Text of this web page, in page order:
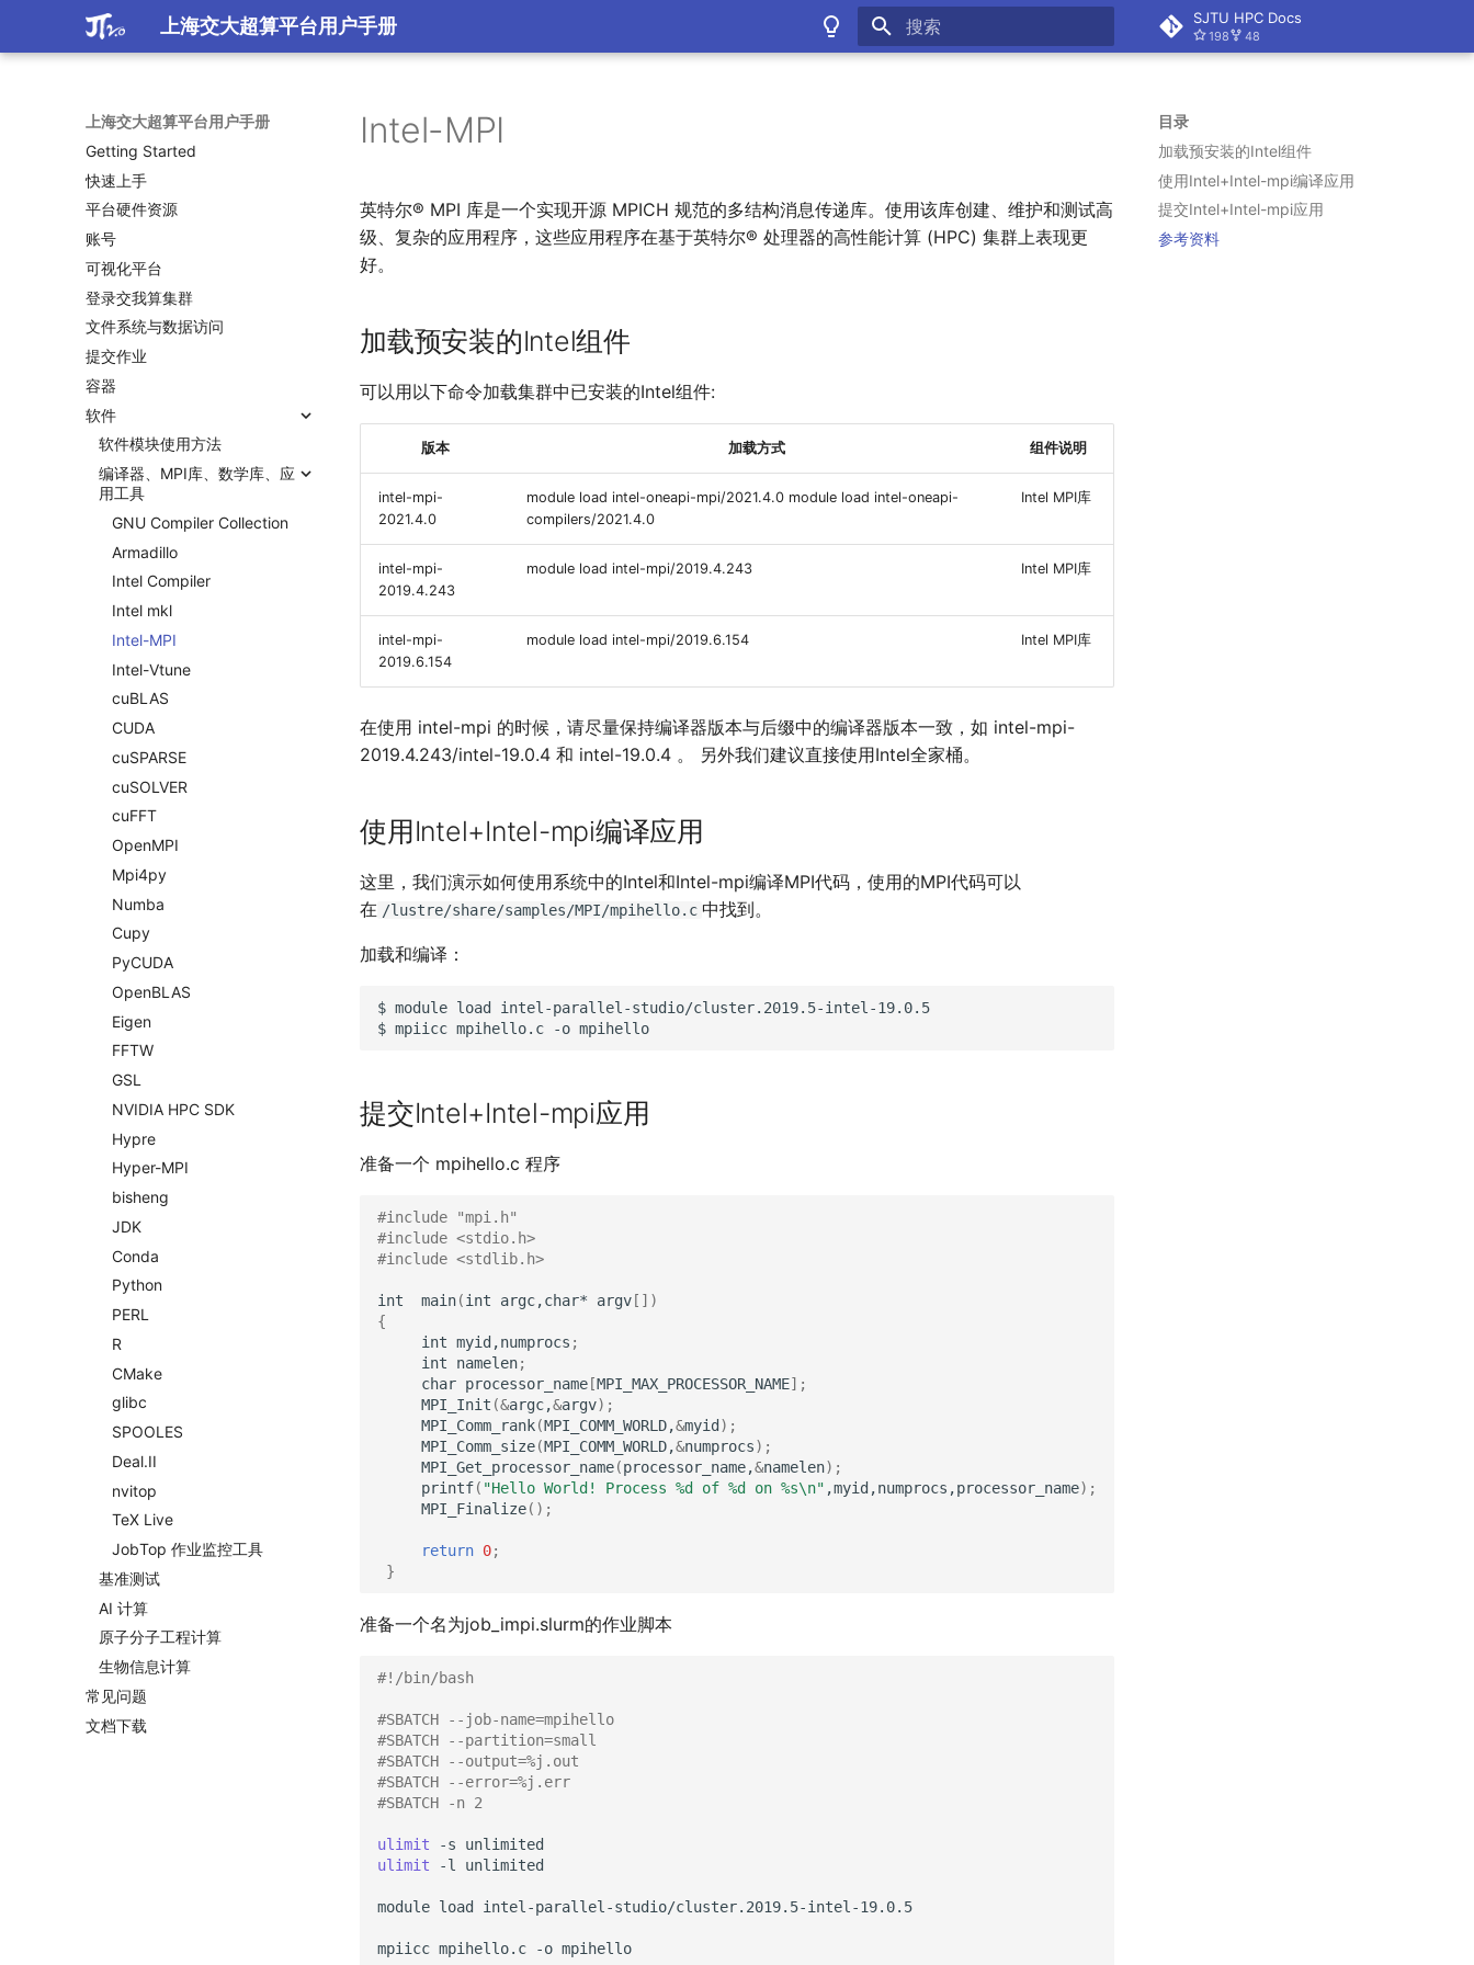
上海交大超算平台用户手册 SJTU HPC Docs
198 48
上海交大超算平台用户手册
Getting Started
快速上手
平台硬件资源
账号
可视化平台
登录交我算集群
文件系统与数据访问
提交作业
容器
软件
软件模块使用方法
编译器、MPI库、数学库、应
用工具
GNU Compiler Collection
Armadillo
Intel Compiler
Intel mkl
Intel-MPI
Intel-Vtune
cuBLAS
CUDA
cuSPARSE
cuSOLVER
cuFFT
OpenMPI
Mpi4py
Numba
Cupy
PyCUDA
OpenBLAS
Eigen
FFTW
GSL
NVIDIA HPC SDK
Hypre
Hyper-MPI
bisheng
JDK
Conda
Python
PERL
R
CMake
glibc
SPOOLES
Deal.II
nvitop
TeX Live
JobTop 作业监控工具
基准测试
AI 计算
原子分子工程计算
生物信息计算
常见问题
文档下载
目录
加载预安装的Intel组件
使用Intel+Intel-mpi编译应用
提交Intel+Intel-mpi应用
参考资料
Intel-MPI
英特尔® MPI 库是一个实现开源 MPICH 规范的多结构消息传递库。使用该库创建、维护和测试高
级、复杂的应用程序，这些应用程序在基于英特尔® 处理器的高性能计算 (HPC) 集群上表现更
好。
加载预安装的Intel组件
可以用以下命令加载集群中已安装的Intel组件:
版本 加载方式 组件说明
intel-mpi-
2021.4.0
module load intel-oneapi-mpi/2021.4.0 module load intel-oneapi-
compilers/2021.4.0
Intel MPI库
intel-mpi-
2019.4.243
module load intel-mpi/2019.4.243 Intel MPI库
intel-mpi-
2019.6.154
module load intel-mpi/2019.6.154 Intel MPI库
在使用 intel-mpi 的时候，请尽量保持编译器版本与后缀中的编译器版本一致，如 intel-mpi-
2019.4.243/intel-19.0.4 和 intel-19.0.4 。 另外我们建议直接使用Intel全家桶。
使用Intel+Intel-mpi编译应用
这里，我们演示如何使用系统中的Intel和Intel-mpi编译MPI代码，使用的MPI代码可以
在 /lustre/share/samples/MPI/mpihello.c 中找到。
加载和编译：
$ module load intel-parallel-studio/cluster.2019.5-intel-19.0.5
$ mpiicc mpihello.c -o
提交Intel+Intel-mpi应用
准备一个 mpihello.c 程序
#include "mpi.h"
#include <stdio.h>
#include <stdlib.h>
int main(int argc,char* argv[])
{
int myid,numprocs ;
int
namelen;
char processor_name[MPI_MAX_PROCESSOR_NAME] ;
MPI_Init (&argc,&argv) ;
MPI_Comm_rank(MPI_COMM_WORLD,&myid) ;
MPI_Comm_size(MPI_COMM_WORLD,&numprocs) ;
MPI_Get_processor_name(processor_name,&namelen) ;
printf( "Hello World! Process %d of %d on %s\n" ,myid,numprocs,processor_name) ;
MPI_Finalize() ;
return 0;
}
准备一个名为job_impi.slurm的作业脚本
#!/bin/bash
#SBATCH --job-name=mpihello
#SBATCH --partition=small
#SBATCH --output=%j.out
#SBATCH --error=%j.err
#SBATCH -n 2
ulimit -s
ulimit
-l unlimited
module load intel-parallel-studio/cluster.2019.5-intel-19.0.5
mpiicc mpihello.c -o mpihello